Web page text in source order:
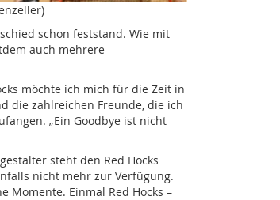
schon feststand. Wie mit
auch mehrere
möchte ich mich für die Zeit in
die zahlreichen Freunde, die ich
„Ein Goodbye ist nicht
steht den Red Hocks
nicht mehr zur Verfügung.
Momente. Einmal Red Hocks –